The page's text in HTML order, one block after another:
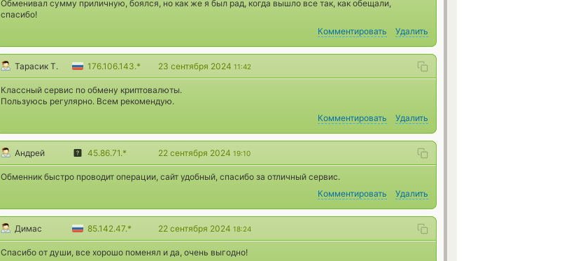
Обменивал сумму приличную, боялся, но как же я был рад, когда вышло все так, как обещали,
спасибо!
Комментировать
Удалить
Тарасик Т. 176.106.143.* 23 сентября 2024 11:42
Классный сервис по обмену криптовалюты.
Пользуюсь регулярно. Всем рекомендую.
Комментировать
Удалить
Андрей 45.86.71.* 22 сентября 2024 19:10
Обменник быстро проводит операции, сайт удобный, спасибо за отличный сервис.
Комментировать
Удалить
Димас 85.142.47.* 22 сентября 2024 18:24
Спасибо от души, все хорошо поменял и да, очень выгодно!